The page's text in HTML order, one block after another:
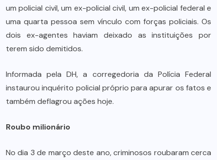
um policial civil, um ex-policial civil, um ex-policial federal e
uma quarta pessoa sem vínculo com forças policiais. Os
dois ex-agentes haviam deixado as instituições por
terem sido demitidos.
Informada pela DH, a corregedoria da Polícia Federal
instaurou inquérito policial próprio para apurar os fatos e
também deflagrou ações hoje.
Roubo milionário
No dia 3 de março deste ano, criminosos roubaram cerca